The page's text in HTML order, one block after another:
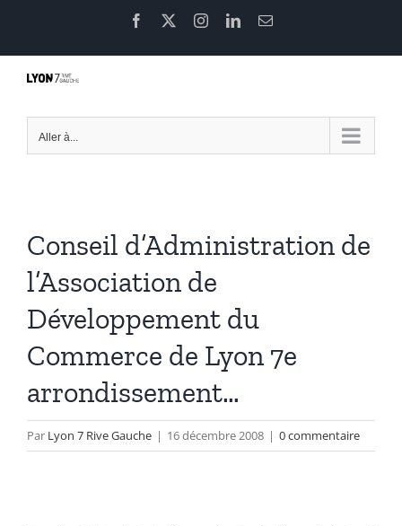
contenu
Facebook InstagramLinkedInEmail
Aller à...
Conseil d’Administration de
l’Association de
Développement du
Commerce de Lyon 7e
arrondissement…
Par Lyon 7 Rive Gauche | 16 décembre 2008 | 0 commentaire